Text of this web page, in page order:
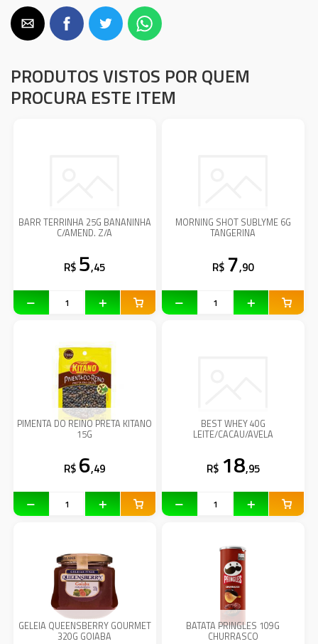
PRODUTOS VISTOS POR QUEM
PROCURA ESTE ITEM
BARR TERRINHA 25G BANANINHA
C/AMEND. Z/A
R$ 5,45
MORNING SHOT SUBLYME 6G
TANGERINA
R$ 7,90
PIMENTA DO REINO PRETA KITANO
15G
R$ 6,49
BEST WHEY 40G
LEITE/CACAU/AVELA
R$ 18,95
GELEIA QUEENSBERRY GOURMET
320G GOIABA
BATATA PRINGLES 109G
CHURRASCO